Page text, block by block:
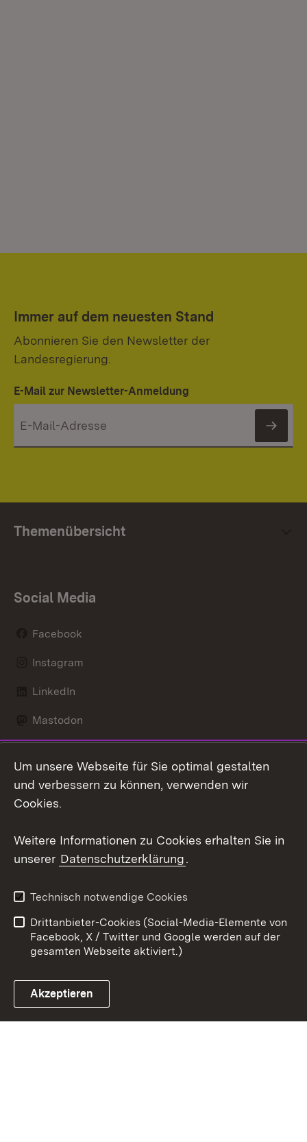
Immer auf dem neuesten Stand
Abonnieren Sie den Newsletter der
Landesregierung.
E-Mail zur Newsletter-Anmeldung
Themenübersicht
Social Media
Facebook
Instagram
LinkedIn
Mastodon
X / Twitter
Youtube
Link zum Landesportal
Kontakt
Datenschutz
Barrierefreiheit
Impressum Cookies
Um unsere Webseite für Sie optimal gestalten
und verbessern zu können, verwenden wir
Cookies.
Weitere Informationen zu Cookies erhalten Sie in
unserer Datenschutzerklärung.
Technisch notwendige Cookies
Drittanbieter-Cookies (Social-Media-Elemente von
Facebook, X / Twitter und Google werden auf der
gesamten Webseite aktiviert.)
Akzeptieren